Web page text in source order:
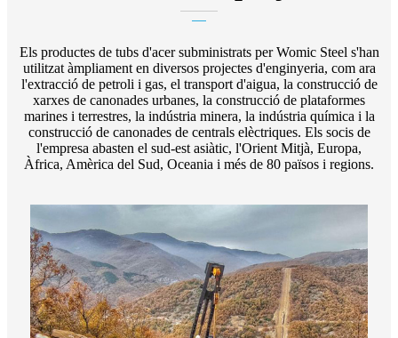
Els productes de tubs d'acer subministrats per Womic Steel s'han
utilitzat àmpliament en diversos projectes d'enginyeria, com ara
l'extracció de petroli i gas, el transport d'aigua, la construcció de
xarxes de canonades urbanes, la construcció de plataformes
marines i terrestres, la indústria minera, la indústria química i la
construcció de canonades de centrals elèctriques. Els socis de
l'empresa abasten el sud-est asiàtic, l'Orient Mitjà, Europa,
Àfrica, Amèrica del Sud, Oceania i més de 80 països i regions.